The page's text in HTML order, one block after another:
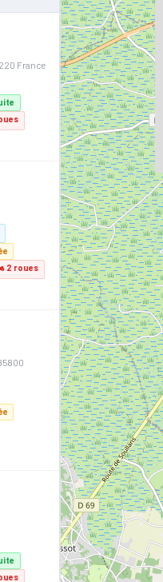
France
2 roues